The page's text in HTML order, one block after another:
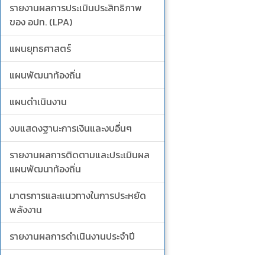
รายงานผลการประเมินประสิทธิภาพ
ของ อปท. (LPA)
แผนยุทธศาสตร์
แผนพัฒนาท้องถิ่น
แผนดำเนินงาน
งบแสดงฐานะการเงินและงบอื่นๆ
รายงานผลการติดตามและประเมินผล
แผนพัฒนาท้องถิ่น
มาตรการและแนวทางในการประหยัด
พลังงาน
รายงานผลการดำเนินงานประจำปี